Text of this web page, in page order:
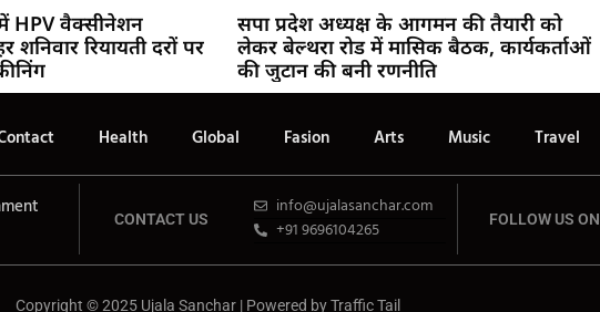
HPV वैक्सीनेशन
शनिवार रियायती दरों पर
सपा प्रदेश अध्यक्ष के आगमन की तैयारी को
लेकर बेल्थरा रोड में मासिक बैठक, कार्यकर्ताओं
की जुटान की बनी रणनीति
Health Global Fasion Arts Music Travel
CONTACT US
info@ujalasanchar.com
+91 9696104265
FOLLOW US ON
Copyright © 2025 Ujala Sanchar | Powered byTraffic Tail